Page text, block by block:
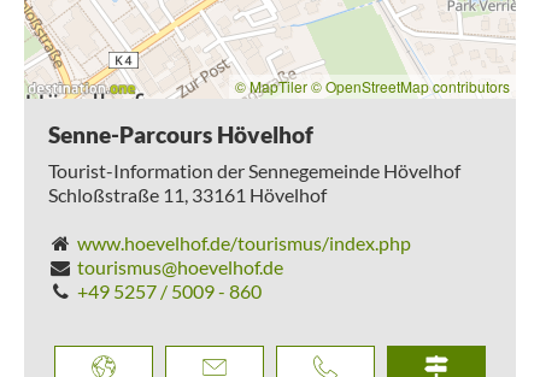
© MapTiler© OpenStreetMap contributors
Senne-Parcours Hövelhof
Tourist-Information der Sennegemeinde Hövelhof
Schloßstraße 11, 33161 Hövelhof
www.hoevelhof.de/tourismus/index.php
tourismus@hoevelhof.de
+49 5257 / 5009 - 860